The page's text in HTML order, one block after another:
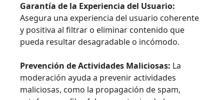
Garantía de la Experiencia del Usuario:
Asegura una experiencia del usuario coherente
y positiva al filtrar o eliminar contenido que
pueda resultar desagradable o incómodo.
Prevención de Actividades Maliciosas: La
moderación ayuda a prevenir actividades
maliciosas, como la propagación de spam,